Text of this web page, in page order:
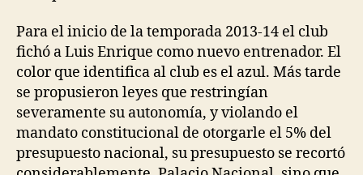
Para el inicio de la temporada 2013-14 el club
fichó a Luis Enrique como nuevo entrenador. El
color que identifica al club es el azul. Más tarde
se propusieron leyes que restringían
severamente su autonomía, y violando el
mandato constitucional de otorgarle el 5% del
presupuesto nacional, su presupuesto se recortó